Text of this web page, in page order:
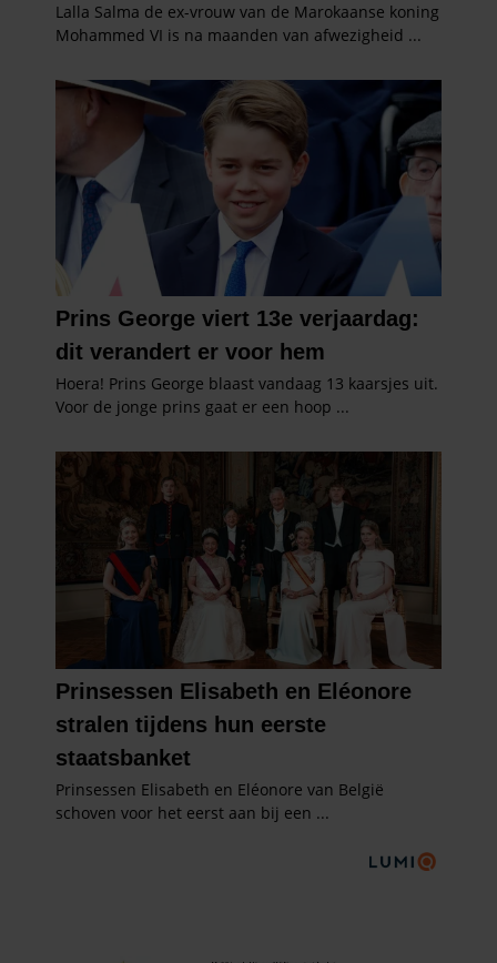
informatie die u aan ze heeft verstrekt of die ze hebben
verzameld op basis van uw gebruik van hun services. U
gebruiken.